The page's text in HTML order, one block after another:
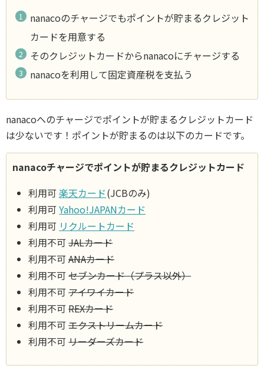
nanacoのチャージでもポイントが貯まるクレジット
カードを用意する
そのクレジットカードからnanacoにチャージする
nanacoを利用して固定資産税を支払う
nanacoへのチャージでポイントが貯まるクレジットカード
は少ないです！ポイントが貯まるのは以下のカードです。
nanacoチャージでポイントが貯まるクレジットカード
利用可楽天カード(JCBのみ)
利用可Yahoo!JAPANカード
利用可 リクルートカード
利用不可JALカード
利用不可ANAカード
利用不可セブンカード（プラス以外）
利用不可アイワイカード
利用不可REXカード
利用不可エクストリームカード
利用不可リーダーズカード